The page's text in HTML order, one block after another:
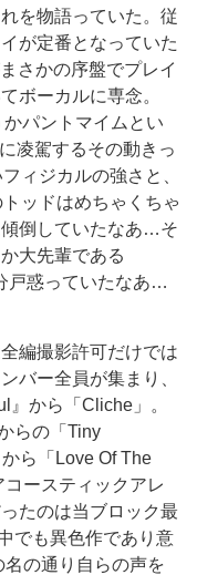
を物語っていた。従
が定番となっていた
さかの序盤でプレイ
ボーカルに専念。
かパントマイムとい
凌駕するその動きっ
ィジカルの強さと、
ッドはめちゃくちゃ
倒していたなあ…そ
大先輩である
戸惑っていたなあ…
編撮影許可だけでは
バー全員が集まり、
から「Cliche」。
らの「Tiny
ら「Love Of The
ースティックアレ
たのは当ブロック最
でも異色作であり意
の通り自らの声を